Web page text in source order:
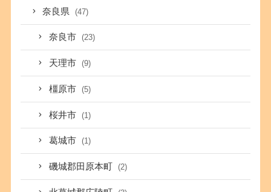
奈良県 (47)
奈良市 (23)
天理市 (9)
橿原市 (5)
桜井市 (1)
葛城市 (1)
磯城郡田原本町 (2)